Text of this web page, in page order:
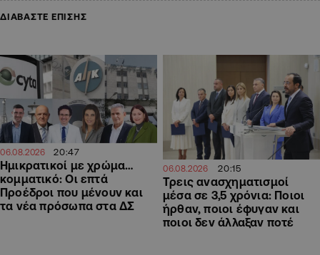
ΔΙΑΒΑΣΤΕ ΕΠΙΣΗΣ
06.08.2026 20:47
Ημικρατικοί με χρώμα…
κομματικό: Οι επτά
Προέδροι που μένουν και
τα νέα πρόσωπα στα ΔΣ
06.08.2026 20:15
Τρεις ανασχηματισμοί
μέσα σε 3,5 χρόνια: Ποιοι
ήρθαν, ποιοι έφυγαν και
ποιοι δεν άλλαξαν ποτέ